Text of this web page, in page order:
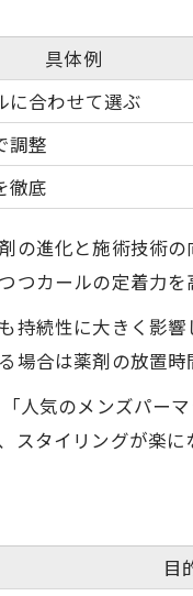
毎日快適に過
手入れが簡単
長持ちパーマ
具体例
に合わせて選ぶ
調整
徹底
の進化と施術技術
カールの定着力を
持続性に大きく影
合は薬剤の放置時
人気のメンズパー
タイリングが楽に
目